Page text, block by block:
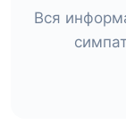
Вся